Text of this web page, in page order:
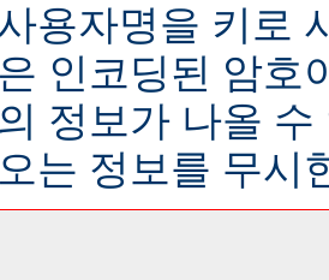
용자명을 키로
인코딩된 암호
정보가 나올
는 정보를 무시